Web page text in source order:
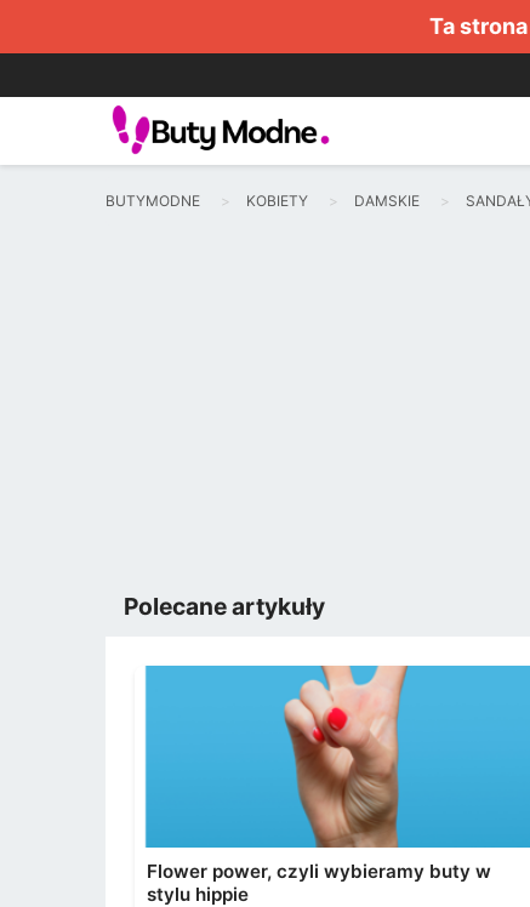
Ta
BUTYMODNE KOBIETY DAMSKIE
Polecane artykuły
Flower power, czyli wybieramy buty w
stylu hippie